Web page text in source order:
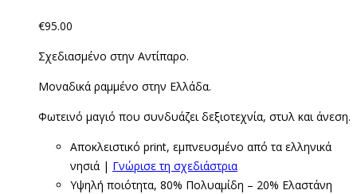
€95.00
Σχεδιασμένο στην Αντίπαρο.
Μοναδικά ραμμένο στην Ελλάδα.
Φωτεινό μαγιό που συνδυάζει δεξιοτεχνία, στυλ και άνεση.
Αποκλειστικό print, εμπνευσμένο από τα ελληνικά
νησιά | Γνώρισε τη σχεδιάστρια
Υψηλή ποιότητα, 80% Πολυαμίδη – 20% Ελαστάνη